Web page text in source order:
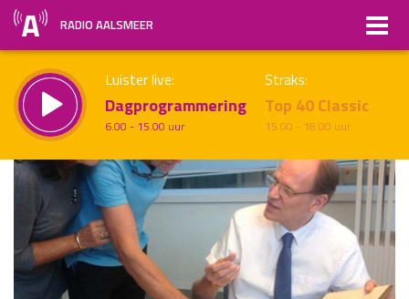
RADIO AALSMEER
Luister live:
Dagprogrammering
6.00 - 15.00 uur
Straks:
Top 40 Classic
15.00 - 18.00 uur
Vorig uur uur 1 van x Volgend uur
Inklappen